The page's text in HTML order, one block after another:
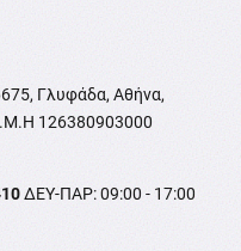
Γλυφάδα, Αθήνα,
126380903000
ΔΕΥ-ΠΑΡ: 09:00 - 17:00